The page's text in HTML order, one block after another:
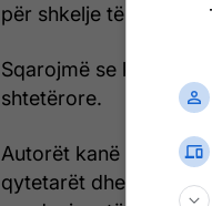
për shkelje të
Sqarojmë se këto
shtetërore.
Autorët kanë përdorur
qytetarët dhe për t’i